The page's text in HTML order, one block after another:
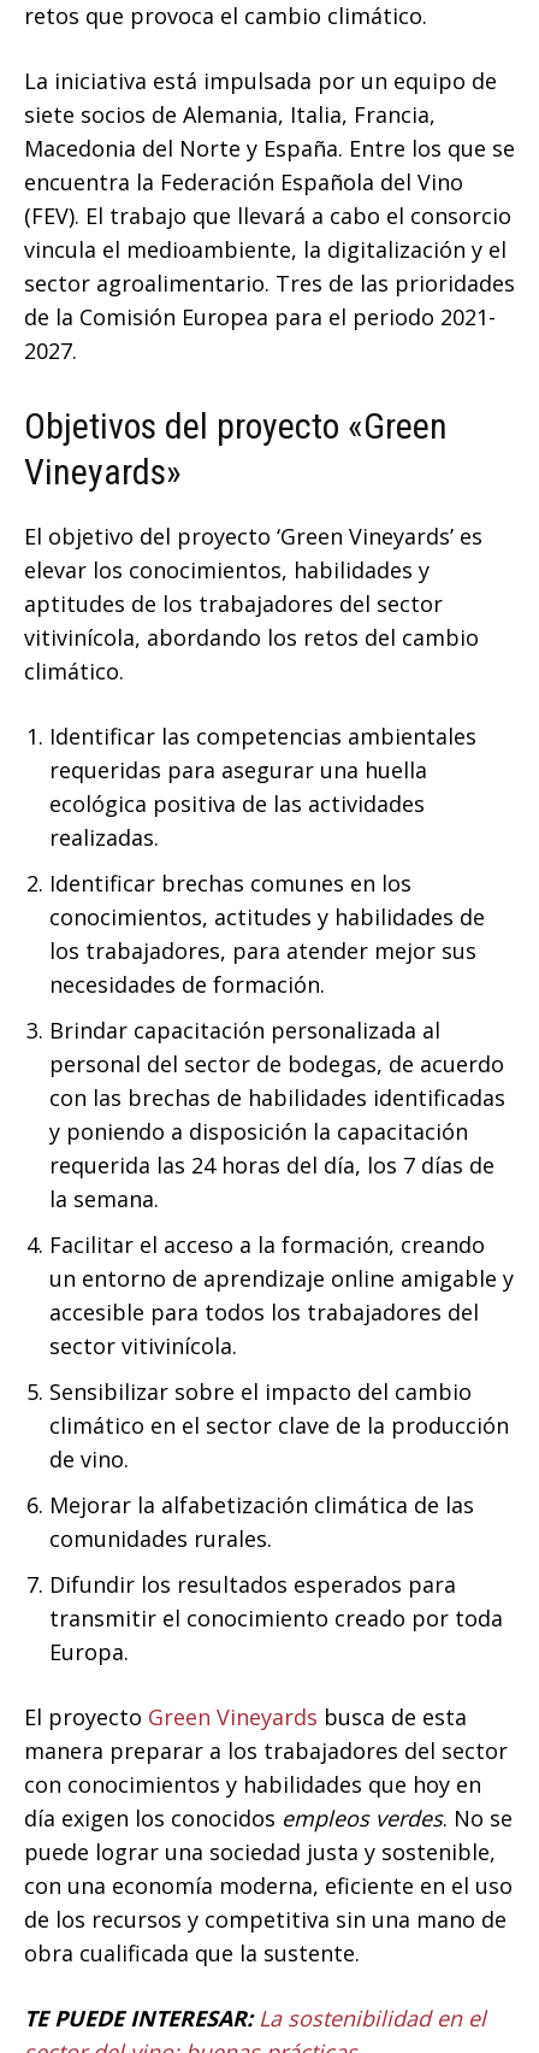
retos que provoca el cambio climático.
La iniciativa está impulsada por un equipo de
siete socios de Alemania, Italia, Francia,
Macedonia del Norte y España. Entre los que se
encuentra la Federación Española del Vino
(FEV). El trabajo que llevará a cabo el consorcio
vincula el medioambiente, la digitalización y el
sector agroalimentario. Tres de las prioridades
de la Comisión Europea para el periodo 2021-
2027.
Objetivos del proyecto «Green
Vineyards»
El objetivo del proyecto ‘Green Vineyards’ es
elevar los conocimientos, habilidades y
aptitudes de los trabajadores del sector
vitivinícola, abordando los retos del cambio
climático.
Identificar las competencias ambientales
requeridas para asegurar una huella
ecológica positiva de las actividades
realizadas.
Identificar brechas comunes en los
conocimientos, actitudes y habilidades de
los trabajadores, para atender mejor sus
necesidades de formación.
Brindar capacitación personalizada al
personal del sector de bodegas, de acuerdo
con las brechas de habilidades identificadas
y poniendo a disposición la capacitación
requerida las 24 horas del día, los 7 días de
la semana.
Facilitar el acceso a la formación, creando
un entorno de aprendizaje online amigable y
accesible para todos los trabajadores del
sector vitivinícola.
Sensibilizar sobre el impacto del cambio
climático en el sector clave de la producción
de vino.
Mejorar la alfabetización climática de las
comunidades rurales.
Difundir los resultados esperados para
transmitir el conocimiento creado por toda
Europa.
El proyecto Green Vineyards busca de esta
manera preparar a los trabajadores del sector
con conocimientos y habilidades que hoy en
día exigen los conocidos empleos verdes. No se
puede lograr una sociedad justa y sostenible,
con una economía moderna, eficiente en el uso
de los recursos y competitiva sin una mano de
obra cualificada que la sustente.
TE PUEDE INTERESAR: La sostenibilidad en el